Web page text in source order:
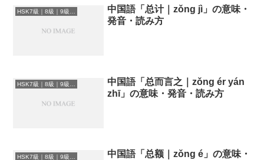
HSK7級｜8級｜9級レベルの中国語
中国語「总计｜zǒng jì」の意味・
発音・読み方
中国語「总而言之｜zǒng ér yán
zhī」の意味・発音・読み方
中国語「总额｜zǒng é」の意味・